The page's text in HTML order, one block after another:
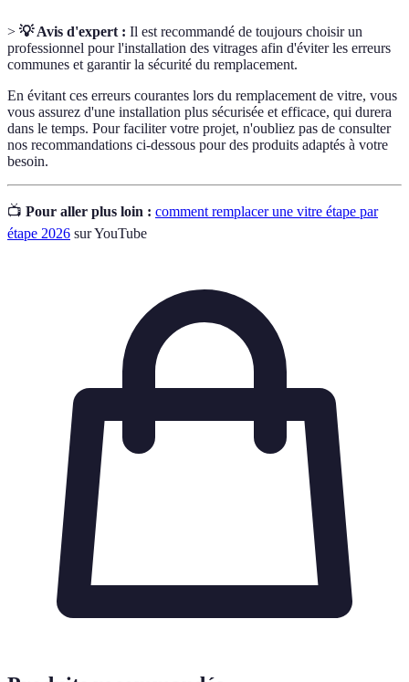
> 💡 Avis d'expert : Il est recommandé de toujours choisir un
professionnel pour l'installation des vitrages afin d'éviter les erreurs
communes et garantir la sécurité du remplacement.
En évitant ces erreurs courantes lors du remplacement de vitre, vous
vous assurez d'une installation plus sécurisée et efficace, qui durera
dans le temps. Pour faciliter votre projet, n'oubliez pas de consulter
nos recommandations ci-dessous pour des produits adaptés à votre
besoin.
📺 Pour aller plus loin : comment remplacer une vitre étape par
étape 2026 sur YouTube